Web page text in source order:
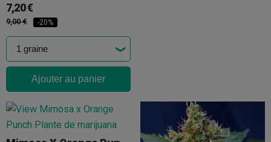
7,20 €
9,00 € -20%
Ajouter au panier